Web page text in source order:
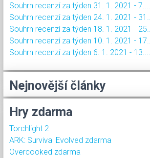
Souhrn recenzí za týden 31. 1. 2021 - 7....
Souhrn recenzí za týden 24. 1. 2021 - 31....
Souhrn recenzí za týden 18. 1. 2021 - 25....
Souhrn recenzí za týden 10. 1. 2021 - 17....
Souhrn recenzí za týden 6. 1. 2021 - 13....
Nejnovější články
Hry zdarma
Torchlight 2
ARK: Survival Evolved zdarma
Overcooked zdarma